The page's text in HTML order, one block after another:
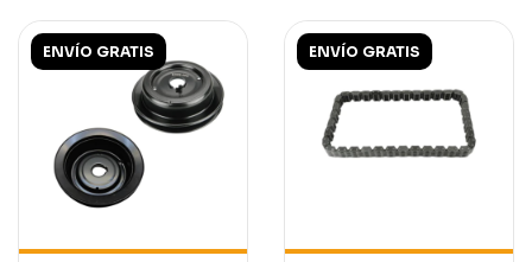
ENVÍO GRATIS ENVÍO GRATIS